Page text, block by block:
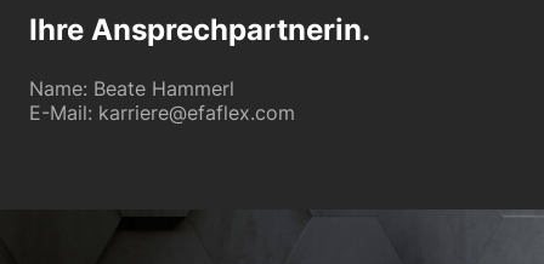
Ihre Ansprechpartnerin.
Name: Beate Hammerl
E-Mail: karriere@efaflex.com